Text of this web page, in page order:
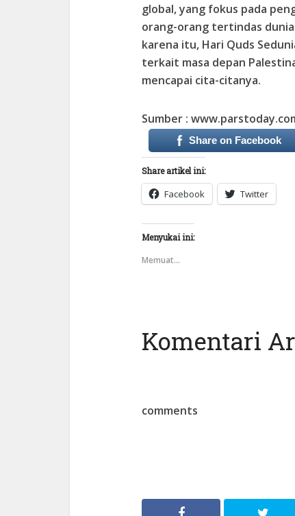
global, yang fokus pada
orang-orang tertindas
karena itu, Hari Quds
terkait masa depan
mencapai cita-citanya.
Sumber :
Share on Facebook
Share artikel ini:
Facebook Twitter
Menyukai ini:
Memuat...
Komentari
comments